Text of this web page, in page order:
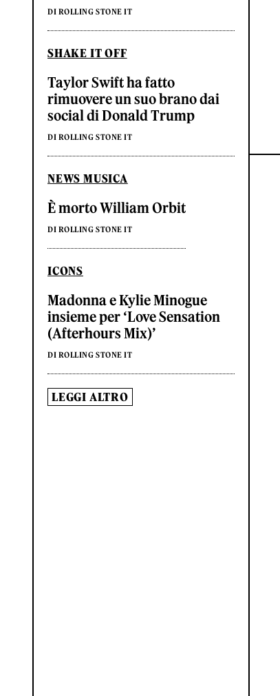
DI ROLLING STONE IT
SHAKE IT OFF
Taylor Swift ha fatto
rimuovere un suo brano dai
social di Donald Trump
DI ROLLING STONE IT
NEWS MUSICA
È morto William Orbit
DI ROLLING STONE IT
ICONS
Madonna e Kylie Minogue
insieme per ‘Love Sensation
(Afterhours Mix)’
DI ROLLING STONE IT
LEGGI ALTRO